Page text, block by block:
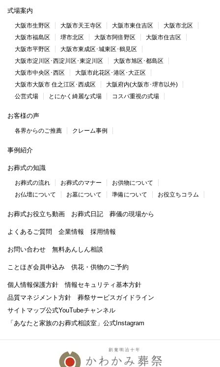
式場案内
大阪市生野区 大阪市天王寺区 大阪市東住吉区
大阪市北区
大阪市福島区
堺市北区 大阪市阿倍野区
大阪市住吉区
大阪市平野区
大阪市東成区･城東区･鶴見区
大阪市淀川区･西淀川区･東淀川区
大阪市旭区･都島区
大阪市中央区･西区
大阪市此花区･港区･大正区
大阪市大阪市 住之江区･西成区
大阪府内(大阪市･堺市以外)
公営式場
とにかく綺麗な式場 コスパ重視の式場
お客様の声
各界からのご推薦 クレーム事例
事例紹介
お葬式の知識
お葬式の流れ お葬式のマナー
お供物について
お仏壇について
お墓について 準備について お役立ちコラム
お葬式お役立ち動画 お葬式日記 葬儀の現場から
よくあるご質問 企業情報 採用情報
お問い合わせ 無料あんしん相談
ことほぎ会員申込み 供花・供物のご予約
個人情報保護方針
情報セキュリティ基本方針
品質マネジメント方針
葬祭サービスガイドライン
サイトマップ公式YouTubeチャンネル
「あなたと家族のお葬式相談室」 公式Instagram